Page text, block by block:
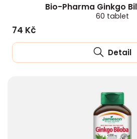
Bio-Pharma Ginkgo
60 tablet
74 Kč
Detail